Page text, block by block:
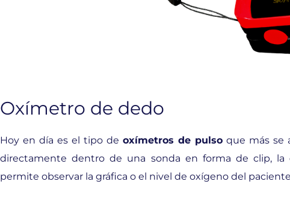
Oxímetro de dedo
Hoy en día es el tipo de oxímetros de pulsoque más se
directamente dentro de una sonda en forma de clip,
permite observar la gráfica o el nivel de oxígeno del